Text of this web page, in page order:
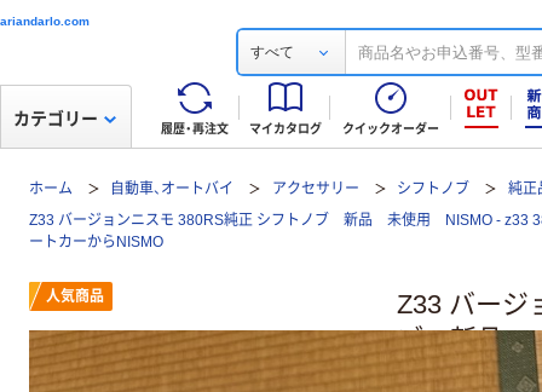
ariandarlo.com
すべて
履歴・再注文 マイカタログ クイックオーダー
カテゴリー
ホーム 自動車、オートバイ アクセサリー シフトノブ
純正
Z33 バージョンニスモ 380RS純正 シフトノブ 新品 未使用 NISMO - z33
ートカーからNISMO
Z33 バージ
ブ 新品 未
フトノブの
人気商品